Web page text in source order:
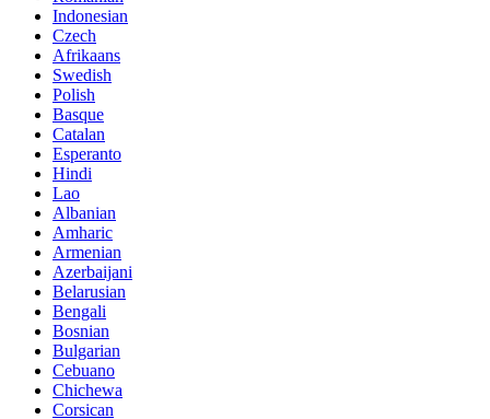
Indonesian
Czech
Afrikaans
Swedish
Polish
Basque
Catalan
Esperanto
Hindi
Lao
Albanian
Amharic
Armenian
Azerbaijani
Belarusian
Bengali
Bosnian
Bulgarian
Cebuano
Chichewa
Corsican